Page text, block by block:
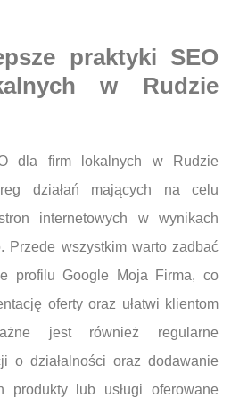
praktyki SEO
w Rudzie
dla firm lokalnych w Rudzie
działań mających na celu
internetowych w wynikach
Przede wszystkim warto zadbać
profilu Google Moja Firma, co
oferty oraz ułatwi klientom
jest również regularne
o działalności oraz dodawanie
produkty lub usługi oferowane